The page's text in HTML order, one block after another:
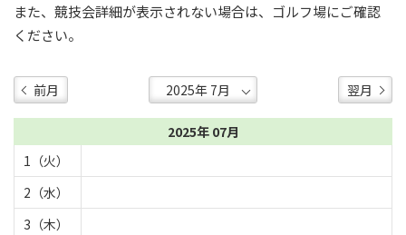
また、競技会詳細が表示されない場合は、ゴルフ場にご確認
ください。
前月 翌月
2025年 07月
1（火）
2（水）
3（木）